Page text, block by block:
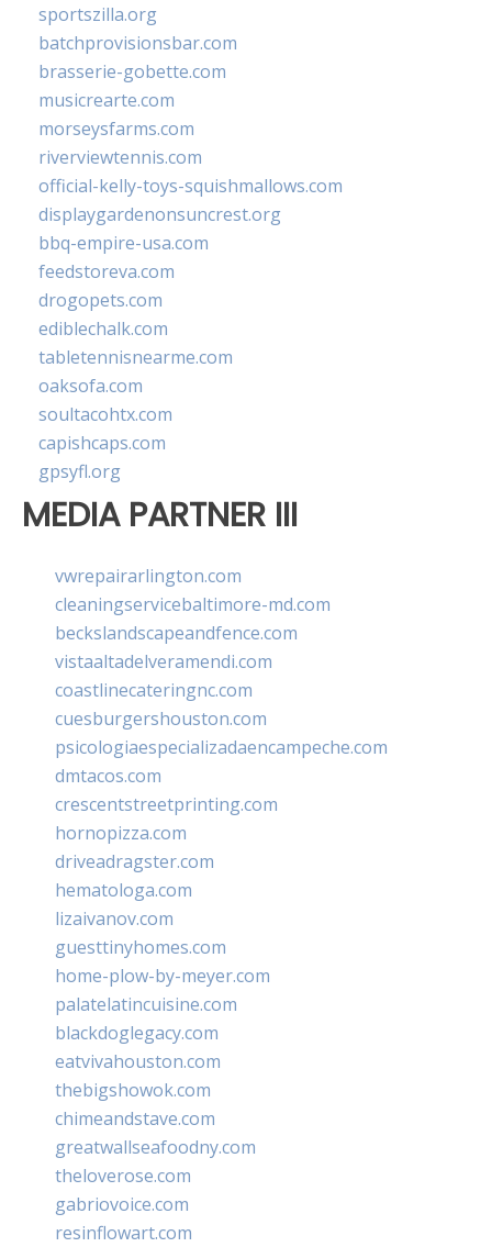
sportszilla.org
batchprovisionsbar.com
brasserie-gobette.com
musicrearte.com
morseysfarms.com
riverviewtennis.com
official-kelly-toys-squishmallows.com
displaygardenonsuncrest.org
bbq-empire-usa.com
feedstoreva.com
drogopets.com
ediblechalk.com
tabletennisnearme.com
oaksofa.com
soultacohtx.com
capishcaps.com
gpsyfl.org
MEDIA PARTNER III
vwrepairarlington.com
cleaningservicebaltimore-md.com
beckslandscapeandfence.com
vistaaltadelveramendi.com
coastlinecateringnc.com
cuesburgershouston.com
psicologiaespecializadaencampeche.com
dmtacos.com
crescentstreetprinting.com
hornopizza.com
driveadragster.com
hematologa.com
lizaivanov.com
guesttinyhomes.com
home-plow-by-meyer.com
palatelatincuisine.com
blackdoglegacy.com
eatvivahouston.com
thebigshowok.com
chimeandstave.com
greatwallseafoodny.com
theloverose.com
gabriovoice.com
resinflowart.com